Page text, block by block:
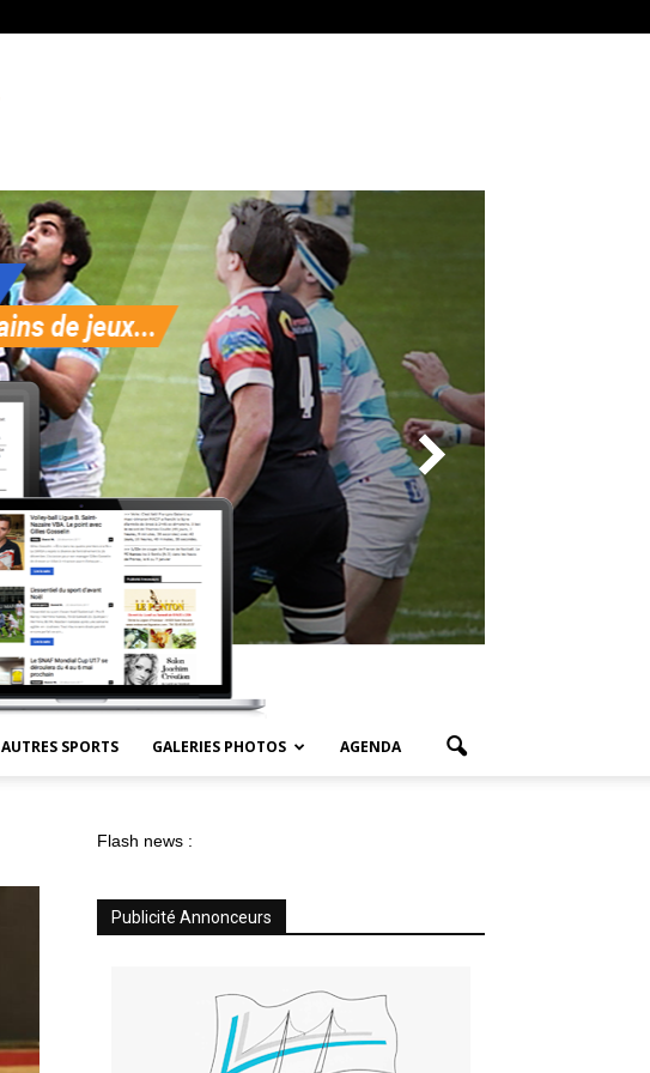
AUTRES SPORTS GALERIES PHOTOS AGENDA
Flash news :
Publicité Annonceurs